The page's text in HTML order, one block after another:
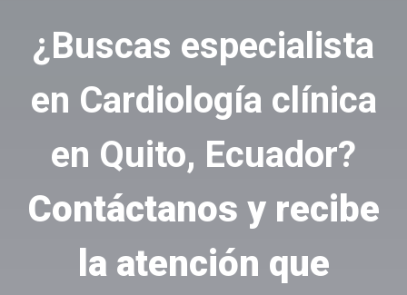
¿Buscas especialista
en Cardiología clínica
en Quito, Ecuador?
Contáctanos y recibe
la atención que